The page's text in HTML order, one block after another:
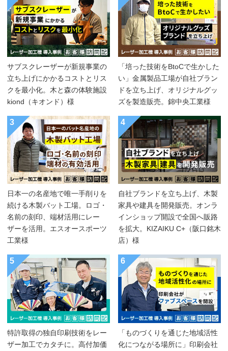
サブスクレーザーが新規事業の
立ち上げにかかるコストとリス
クを最小化。木と森の体験施設
kiond（キオンド）様
「培った技術をBtoCで生かした
い」金属製品工場が自社ブラン
ドを立ち上げ、オリジナルグッ
ズを製造販売。錦中央工業様
3
日本一の名産地で唯一手削りを
続ける木製バット工場。ロゴ・
名前の刻印、端材活用にレー
ザーを活用。エスオースポーツ
工業様
4
自社ブランドを立ち上げ、木製
家具や建具を開発販売。オンラ
インショップ開設で全国へ販路
を拡大。KIZAIKU C+（阪口銘木
店）様
5
特許取得の独自印刷技術をレー
ザー加工でカタチに。高付加価
6
「ものづくりを通じた地域活性
化につながる場所に」印刷会社